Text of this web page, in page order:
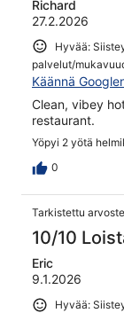
Richard
27.2.2026
Hyvää:
palvelut/
Käännä
Clean, vibey
restaurant.
Yöpyi 2 yötä
0
Tarkistettu
10/10
Eric
9.1.2026
Hyvää: